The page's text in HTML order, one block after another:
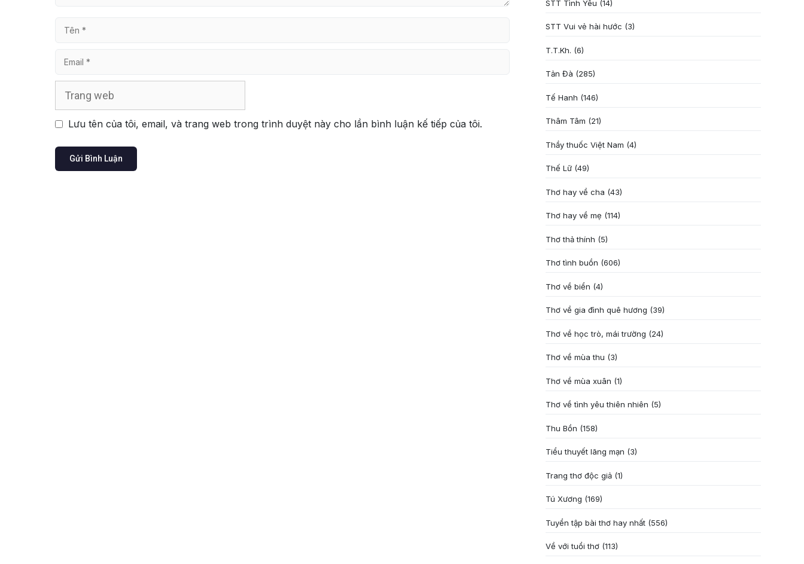
Tên
Email
Lưu tên của tôi, email, và trang web trong trình duyệt này cho lần bình luận kế tiếp của tôi.
STT Tình Yêu (14)
STT Vui vẻ hài hước (3)
T.T.Kh. (6)
Tản Đà (285)
Tế Hanh (146)
Thâm Tâm (21)
Thầy thuốc Việt Nam (4)
Thế Lữ (49)
Thơ hay về cha (43)
Thơ hay về mẹ (114)
Thơ thả thính (5)
Thơ tình buồn (606)
Thơ về biển (4)
Thơ về gia đình quê hương (39)
Thơ về học trò, mái trường (24)
Thơ về mùa thu (3)
Thơ về mùa xuân (1)
Thơ về tình yêu thiên nhiên (5)
Thu Bồn (158)
Tiểu thuyết lãng mạn (3)
Trang thơ độc giả (1)
Tú Xương (169)
Tuyển tập bài thơ hay nhất (556)
Về với tuổi thơ (113)